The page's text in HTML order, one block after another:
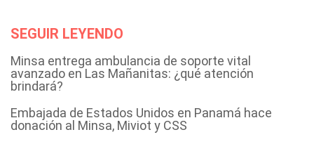
SEGUIR LEYENDO
Minsa entrega ambulancia de soporte vital
avanzado en Las Mañanitas: ¿qué atención
brindará?
Embajada de Estados Unidos en Panamá hace
donación al Minsa, Miviot y CSS